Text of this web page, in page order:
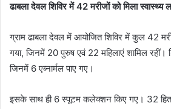
ढाबला देवल शिविर में 42 मरीजों को मिला स्वास्थ्य
ग्राम ढाबला देवल में आयोजित शिविर में कुल 42
गया, जिनमें 20 पुरुष एवं 22 महिलाएं शामिल रहीं।
जिनमें 6 एब्नार्मल पाए गए।
इसके साथ ही 6 स्पूटम कलेक्शन किए गए। 32